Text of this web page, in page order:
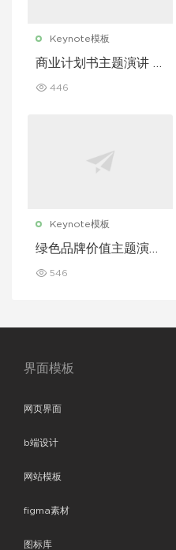
Keynote模板
商业计划书主题演讲 K
446
Keynote模板
绿色品牌价值主题演讲
546
界面模板
网页界面
b端设计
网站模板
figma素材
图标库